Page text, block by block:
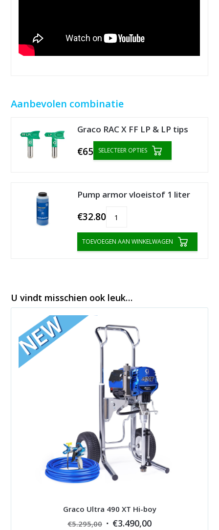
Aanbevolen combinatie
Graco RAC X FF LP & LP tips
€65 SELECTEER OPTIES
Pump armor vloeistof 1 liter
€32.80
TOEVOEGEN AAN WINKELWAGEN
U vindt misschien ook leuk…
Graco Ultra 490 XT Hi-boy
€5.295,00 Original
€3.490,00Current